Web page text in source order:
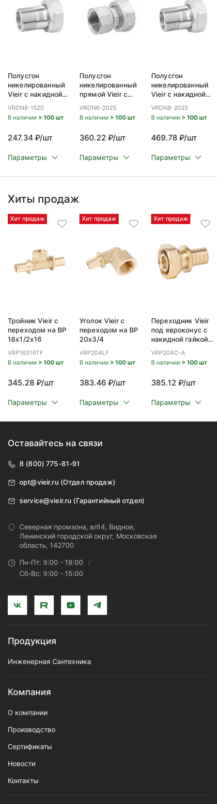
Полусгон
никелированный
Vieir с накидной
уплотнительным
кольцом 1/2x3/4
VRDN8-1520
В наличии > 100 шт
247.34 ₽/шт
Параметры
Полусгон
никелированный
прямой Vieir с
ВР/ВР, с
уплотнительным
VRDN6-2025
В наличии > 100 шт
360.22 ₽/шт
Параметры
Полусгон
никелированный
Vieir с накидной
уплотнительным
кольцом 3/4x1
VRDN8-2025
В наличии > 100 шт
469.78 ₽/шт
Параметры
Хиты продаж
Хит продаж
Тройник Vieir с
переходом на ВР
16x1/2x16
VRP16316TF
В наличии > 100 шт
345.28 ₽/шт
Параметры
Хит продаж
Уголок Vieir с
переходом на ВР
20x3/4
VRP204LF
В наличии > 100 шт
383.46 ₽/шт
Параметры
Хит продаж
Переходник Vieir
под евроконус с
накидной гайкой
VRP204C-A
В наличии > 100 шт
385.12 ₽/шт
Параметры
Оставайтесь на связи
8 (800) 775-81-91
opt@vieir.ru (Отдел продаж)
service@vieir.ru (Гарантийный отдел)
Северная промзона, вл14, Видное,
Ленинский городской округ, Московская
область, 142700
Пн-Пт: 9:00 - 18:00
Сб-Вс: 9:00 - 15:00
Продукция
Инженерная Сантехника
Компания
О компании
Производство
Сертификаты
Новости
Контакты